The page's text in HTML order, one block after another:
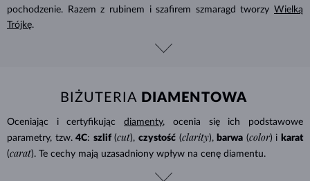
pochodzenie. Razem z rubinem i szafirem szmaragd tworzy Wielką
Trójkę.
BIŻUTERIA DIAMENTOWA
Oceniając i certyfikującdiamenty, ocenia się ich podstawowe
parametry, tzw. 4C: szlif (cut), czystość (clarity), barwa (color) i karat
(carat). Te cechy mają uzasadniony wpływ na cenę diamentu.